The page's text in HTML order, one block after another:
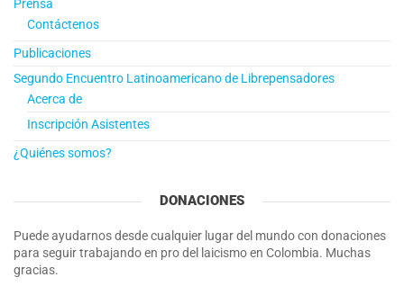
Prensa
Contáctenos
Publicaciones
Segundo Encuentro Latinoamericano de Librepensadores
Acerca de
Inscripción Asistentes
¿Quiénes somos?
DONACIONES
Puede ayudarnos desde cualquier lugar del mundo con donaciones
para seguir trabajando en pro del laicismo en Colombia. Muchas
gracias.